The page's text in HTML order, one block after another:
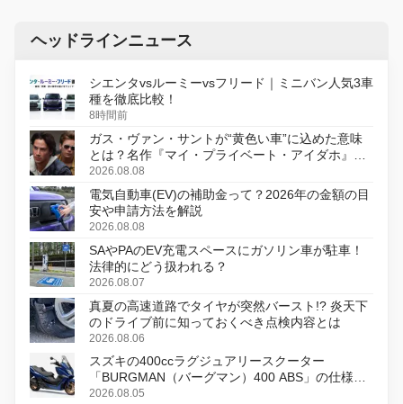
ヘッドラインニュース
シエンタvsルーミーvsフリード｜ミニバン人気3車
種を徹底比較！
8時間前
ガス・ヴァン・サントが“黄色い車”に込めた意味
とは？名作『マイ・プライベート・アイダホ』が
初のデジタルリマスター版で復活
2026.08.08
電気自動車(EV)の補助金って？2026年の金額の目
安や申請方法を解説
2026.08.08
SAやPAのEV充電スペースにガソリン車が駐車！
法律的にどう扱われる？
2026.08.07
真夏の高速道路でタイヤが突然バースト!? 炎天下
のドライブ前に知っておくべき点検内容とは
2026.08.06
スズキの400ccラグジュアリースクーター
「BURGMAN（バーグマン）400 ABS」の仕様を
変更し、8月18日に発売
2026.08.05